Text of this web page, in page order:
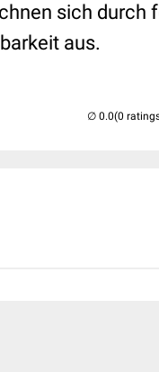
sich durch
aus.
(0